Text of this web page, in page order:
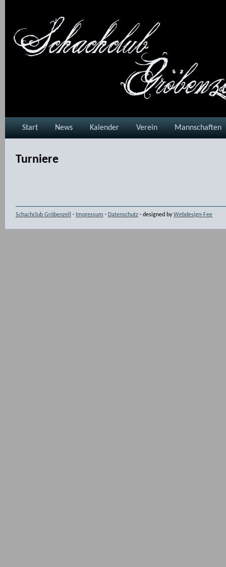
Start News Kalender Verein Mannschaften
Turniere
Schachclub Gröbenzell · Impressum · Datenschutz · designed byWebdesign-Fee